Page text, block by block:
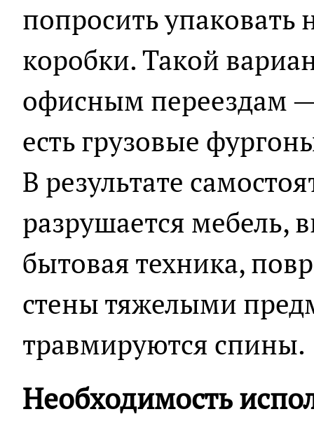
попросить
коробки. Такой
офисным переездам
есть грузовые
В результате
разрушается мебель,
бытовая техника,
стены тяжелыми
травмируются спины.
Необходимость